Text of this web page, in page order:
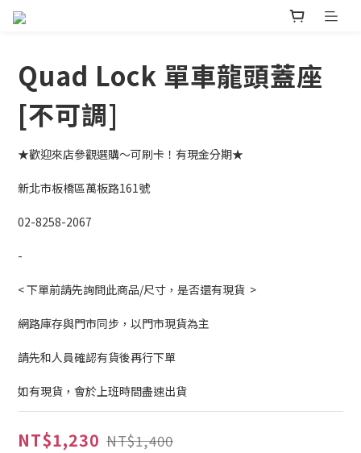
Quad Lock 單車龍頭蓋座
[不可調]
★歡迎來店參觀選購～可刷卡！有現金分期★
新北市板橋區萬板路161號
02-8258-2067
-
< 下單前請先詢問此商品/尺寸，是否還有現貨  >
網路庫存與門市同步，以門市現貨為主
請先和人員確認有貨後再行下單
如有現貨，會於上班時間盡速出貨
NT$1,230 NT$1,400